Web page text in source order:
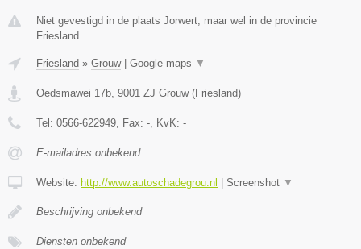
Niet gevestigd in de plaats Jorwert, maar wel in de provincie
Friesland.
Friesland » Grouw| Google maps ▼
Oedsmawei 17b, 9001 ZJ Grouw(Friesland)
Tel: 0566-622949, Fax: -, KvK: -
E-mailadres onbekend
Website: http://www.autoschadegrou.nl Screenshot ▼
Beschrijving onbekend
Diensten onbekend